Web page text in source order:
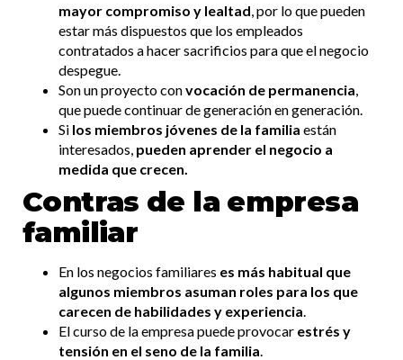
mayor compromiso y lealtad, por lo que pueden
estar más dispuestos que los empleados
contratados a hacer sacrificios para que el negocio
despegue.
Son un proyecto convocación de permanencia,
que puede continuar de generación en generación.
Si los miembros jóvenes de la familia están
interesados, pueden aprender el negocio a
medida que crecen.
Contras de la empresa
familiar
En los negocios familiares es más habitual que
algunos miembros asuman roles para los que
carecen de habilidades y experiencia.
El curso de la empresa puede provocar estrés y
tensión en el seno de la familia.